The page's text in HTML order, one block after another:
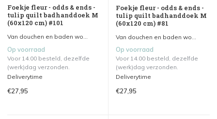
Foekje fleur - odds & ends -
tulip quilt badhanddoek M
(60x120 cm) #101
Van douchen en baden wo...
Op voorraad
Voor 14.00 besteld, dezelfde
(werk)dag verzonden.
Deliverytime
€27,95
Foekje fleur - odds & ends -
tulip quilt badhanddoek M
(60x120 cm) #81
Van douchen en baden wo...
Op voorraad
Voor 14.00 besteld, dezelfde
(werk)dag verzonden.
Deliverytime
€27,95